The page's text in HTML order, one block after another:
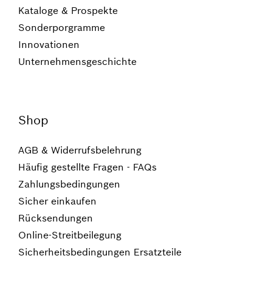
Kataloge & Prospekte
Sonderporgramme
Innovationen
Unternehmensgeschichte
Shop
AGB & Widerrufsbelehrung
Häufig gestellte Fragen - FAQs
Zahlungsbedingungen
Sicher einkaufen
Rücksendungen
Online-Streitbeilegung
Sicherheitsbedingungen Ersatzteile